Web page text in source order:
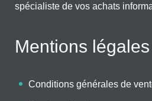
spécialiste de vos achats
Mentions légales
Conditions générales de